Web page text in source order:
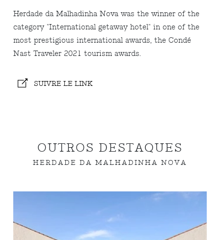
Herdade da Malhadinha Nova was the winner of the
category "International getaway hotel" in one of the
most prestigious international awards, the Condé
Nast Traveler 2021 tourism awards.
SUIVRE LE LINK
OUTROS DESTAQUES
HERDADE DA MALHADINHA NOVA